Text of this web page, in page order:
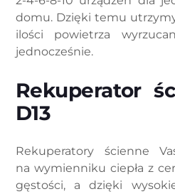
domu. Dzięki temu
ilości powietrza
jednocześnie.
Rekuperator
D13
Rekuperatory ścienne
na wymienniku ciepła z
gęstości, a dzięki